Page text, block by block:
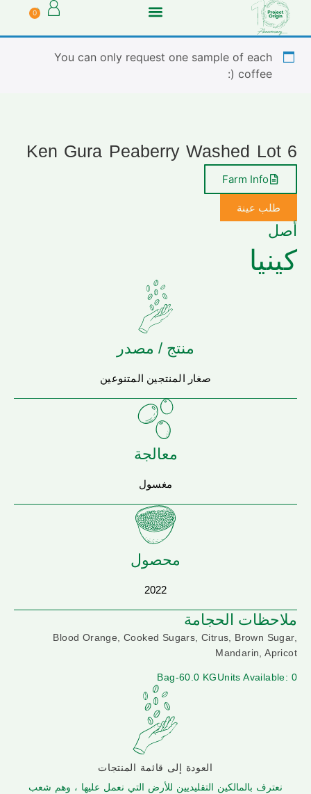
0
You can only request one sample of each
coffee (:
Ken Gura Peaberry Washed Lot 6
Farm Info
طلب عينة
أصل
كينيا
منتج / مصدر
صغار المنتجين المتنوعين
معالجة
مغسول
محصول
2022
ملاحظات الحجامة
Blood Orange, Cooked Sugars, Citrus, Brown Sugar,
Mandarin, Apricot
Units Available: 0
Bag-60.0 KG
العودة إلى قائمة المنتجات
نعترف بالمالكين التقليديين للأرض التي نعمل عليها ، وهم شعب